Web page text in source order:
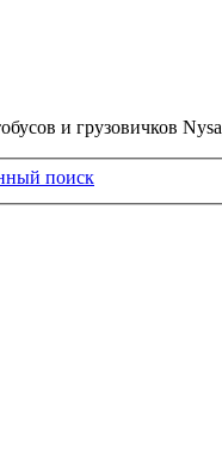
и грузовичков
поиск